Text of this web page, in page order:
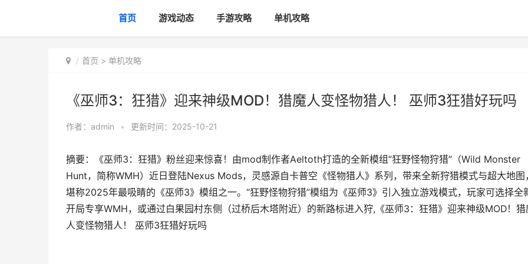
首页 游戏动态 手游攻略 单机攻略
首页 > 单机攻略
《巫师3：狂猎》迎来神级MOD！猎魔人变怪物猎人！ 巫师3狂猎好玩吗
作者： admin • 更新时间：2025-10-21
摘要：《巫师3：狂猎》粉丝迎来惊喜！由mod制作者Aeltoth打造的全新模组“狂野怪物狩猎”（Wild Monster
Hunt，简称WMH）近日登陆Nexus Mods，灵感源自卡普空《怪物猎人》系列，带来全新狩猎模式与超大地图
堪称2025年最吸睛的《巫师3》模组之一。“狂野怪物狩猎”模组为《巫师3》引入独立游戏模式，玩家可选择全
开局专享WMH，或通过白果园村东侧（过桥后木塔附近）的新路标进入狩,《巫师3：狂猎》迎来神级MOD！猎
人变怪物猎人！ 巫师3狂猎好玩吗